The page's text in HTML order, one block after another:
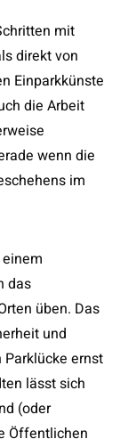
mit
direkt von
Einparkkünste
die Arbeit
wenn die
im
das
üben. Das
und
ernst
lässt sich
(oder
Öffentlichen